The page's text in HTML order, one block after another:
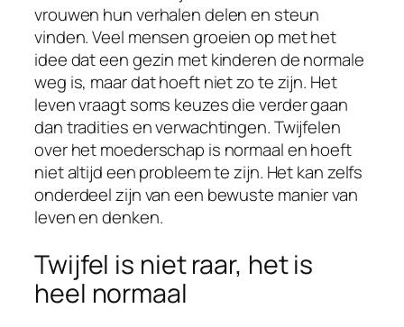
vrouwen hun verhalen delen en steun
vinden. Veel mensen groeien op met het
idee dat een gezin met kinderen de normale
weg is, maar dat hoeft niet zo te zijn. Het
leven vraagt soms keuzes die verder gaan
dan tradities en verwachtingen. Twijfelen
over het moederschap is normaal en hoeft
niet altijd een probleem te zijn. Het kan zelfs
onderdeel zijn van een bewuste manier van
leven en denken.
Twijfel is niet raar, het is
heel normaal